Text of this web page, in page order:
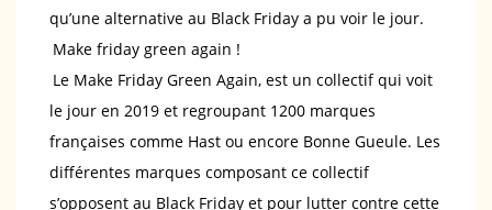
qu’une alternative au Black Friday a pu voir le jour.
Make friday green again !
Le Make Friday Green Again, est un collectif qui voit
le jour en 2019 et regroupant 1200 marques
françaises comme Hast ou encore Bonne Gueule. Les
différentes marques composant ce collectif
s’opposent au Black Friday et pour lutter contre cette